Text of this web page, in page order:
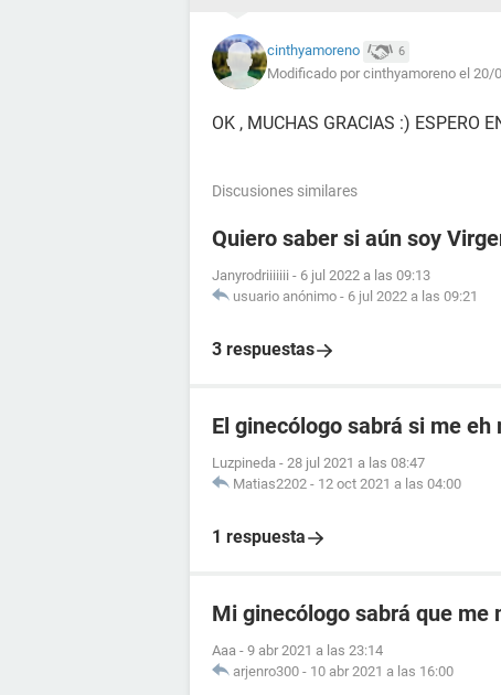
cinthyamoreno 6
Modificado por cinthyamoreno el 20/
OK , MUCHAS GRACIAS :) ESPERO
Discusiones similares
Quiero saber si aún soy
Janyrodriiiiiii - 6 jul 2022 a las 09:13
usuario anónimo - 6 jul 2022 a las 09:21
3 respuestas
El ginecólogo sabrá si me eh
Luzpineda - 28 jul 2021 a las 08:47
Matias2202 - 12 oct 2021 a las 04:00
1 respuesta
Mi ginecólogo sabrá que me
Aaa - 9 abr 2021 a las 23:14
arjenro300 - 10 abr 2021 a las 16:00